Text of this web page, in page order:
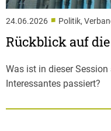
24.06.2026 ■ Politik,
Rückblick auf
Was ist in dieser
Interessantes passiert?